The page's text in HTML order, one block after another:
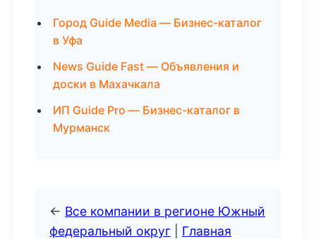
Город Guide Media — Бизнес-каталог
в Уфа
News Guide Fast — Объявления и
доски в Махачкала
ИП Guide Pro — Бизнес-каталог в
Мурманск
← Все компании в регионе Южный
федеральный округ
Главная